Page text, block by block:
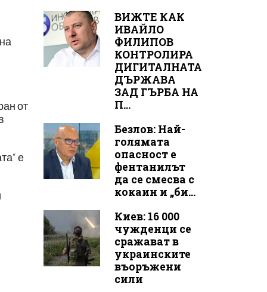
от
е
ВИЖТЕ КАК
ИВАЙЛО
ФИЛИПОВ
КОНТРОЛИРА
ДИГИТАЛНАТА
ДЪРЖАВА
ЗАД ГЪРБА НА
П...
Безлов: Най-
голямата
опасност е
фентанилът
да се смесва с
кокаин и „би...
Киев: 16 000
чужденци се
сражават в
украинските
въоръжени
сили